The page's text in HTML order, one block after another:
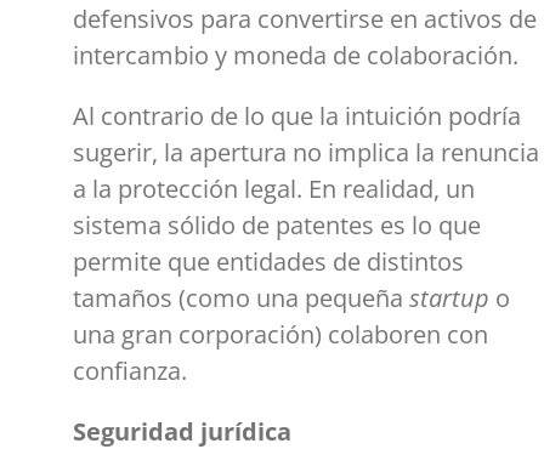
defensivos para convertirse en activos de
intercambio y moneda de colaboración.
Al contrario de lo que la intuición podría
sugerir, la apertura no implica la renuncia
a la protección legal. En realidad, un
sistema sólido de patentes es lo que
permite que entidades de distintos
tamaños (como una pequeña startup o
una gran corporación) colaboren con
confianza.
Seguridad jurídica